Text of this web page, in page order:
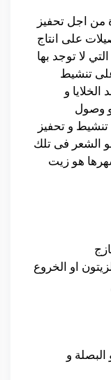
من اجل تحفيز
على انتاج
لا توجد بها
تنشيط
و
و وصول
و تحفيز
الشعر فى تلك
هو زيت
او الخروع
و